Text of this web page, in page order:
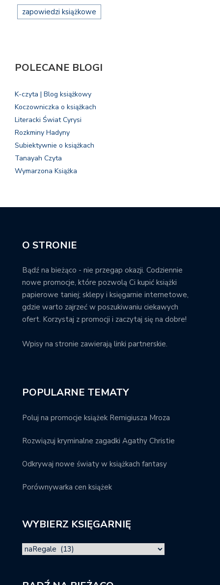
zapowiedzi książkowe
POLECANE BLOGI
K-czyta | Blog książkowy
Koczowniczka o książkach
Literacki Świat Cyrysi
Rozkminy Hadyny
Subiektywnie o książkach
Tanayah Czyta
Wymarzona Książka
O STRONIE
Bądź na bieżąco - nie przegap okazji. Codziennie
nowe promocje, które pozwolą Ci kupić książki
papierowe taniej; sklepy i księgarnie internetowe,
gdzie warto zajrzeć w poszukiwaniu ciekawych
ofert. Korzystaj z promocji i zaczytaj się na dobre!
Wpisy na stronie zawierają linki partnerskie.
POPULARNE TEMATY
Poluj na promocje książek Remigiusza Mroza
Rozwiązuj kryminalne zagadki Agathy Christie
Odkrywaj nowe światy w książkach fantasy
Porównywarka cen książek
WYBIERZ KSIĘGARNIĘ